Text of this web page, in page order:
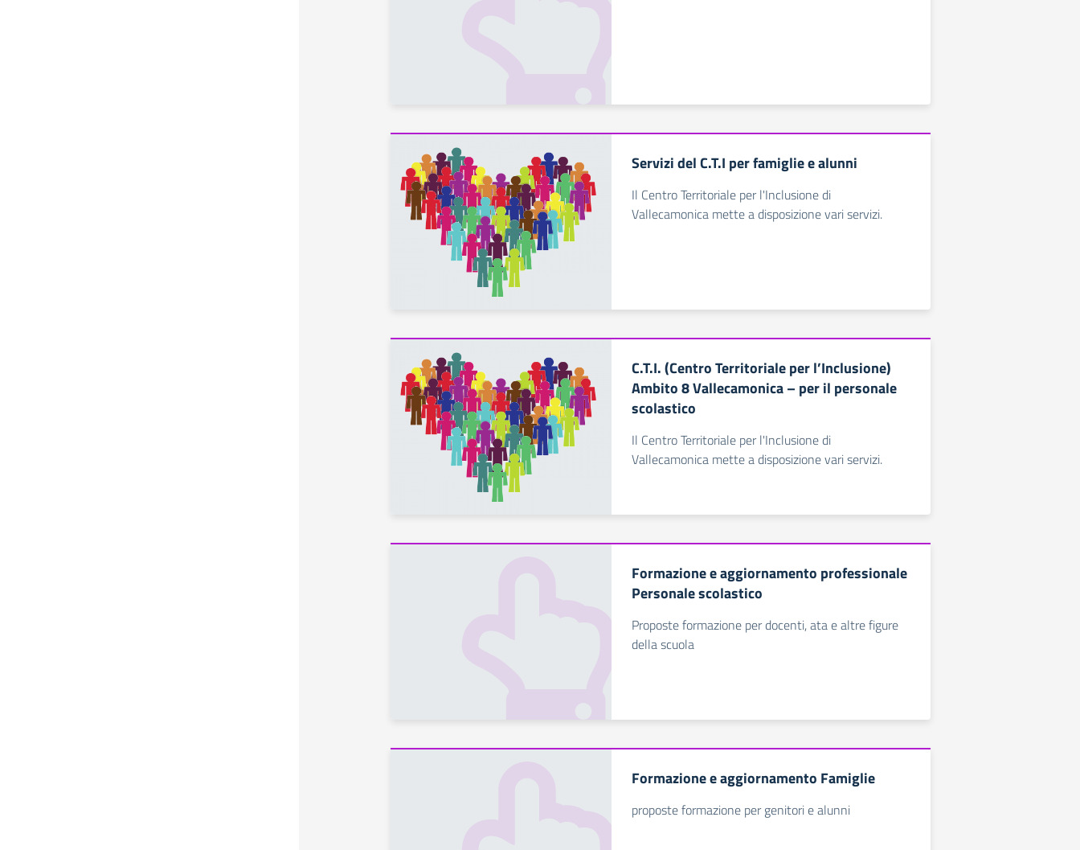
Servizi del C.T.I per famiglie e alunni
Il Centro Territoriale per l'Inclusione di
Vallecamonica mette a disposizione vari servizi.
C.T.I. (Centro Territoriale per l’Inclusione)
Ambito 8 Vallecamonica – per il personale
scolastico
Il Centro Territoriale per l'Inclusione di
Vallecamonica mette a disposizione vari servizi.
Formazione e aggiornamento professionale
Personale scolastico
Proposte formazione per docenti, ata e altre figure
della scuola
Formazione e aggiornamento Famiglie
proposte formazione per genitori e alunni